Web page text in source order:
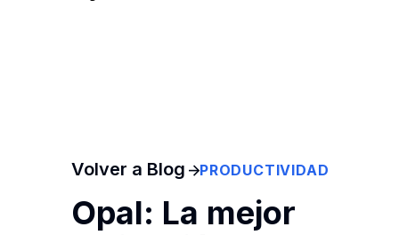
Volver a Blog PRODUCTIVIDAD
Opal: La mejor